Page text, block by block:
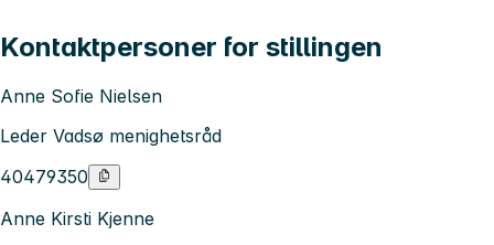
Kontaktpersoner for stillingen
Anne Sofie Nielsen
Leder Vadsø menighetsråd
40479350
Anne Kirsti Kjenne